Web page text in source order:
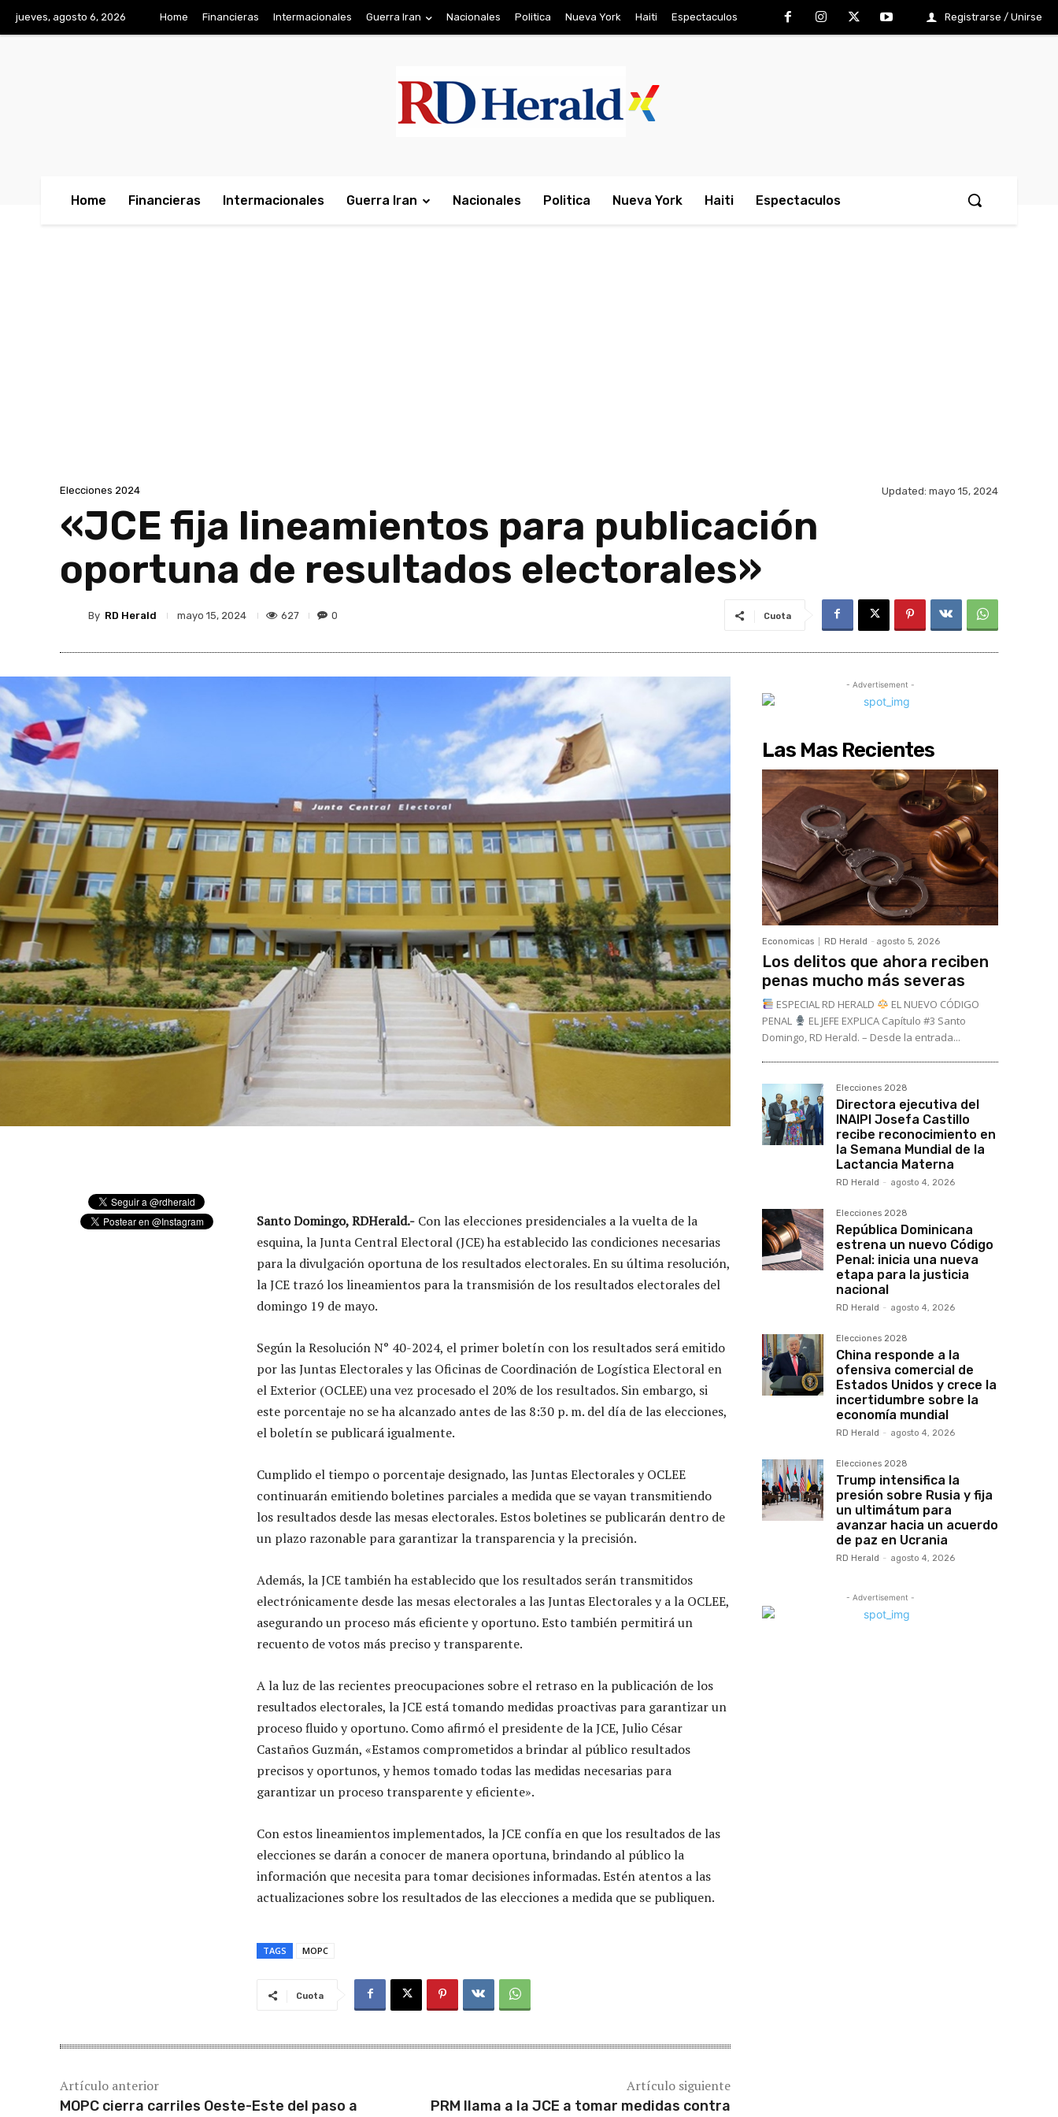
jueves, agosto 6, 2026 Home Financieras Intermacionales Guerra Iran Nacionales Politica Nueva York Haiti Espectaculos Registrarse / Unirse
Home Financieras Intermacionales Guerra Iran Nacionales Politica Nueva York Haiti Espectaculos
Elecciones 2024 Updated: mayo 15, 2024
«JCE fija lineamientos para publicación
oportuna de resultados electorales»
By RD Herald mayo 15, 2024 627 0 Cuota
Santo Domingo, RDHerald.- Con las elecciones presidenciales a la vuelta de la
esquina, la Junta Central Electoral (JCE) ha establecido las condiciones necesarias
para la divulgación oportuna de los resultados electorales. En su última resolución,
la JCE trazó los lineamientos para la transmisión de los resultados electorales del
domingo 19 de mayo.
Según la Resolución N° 40-2024, el primer boletín con los resultados será emitido
por las Juntas Electorales y las Oficinas de Coordinación de Logística Electoral en
el Exterior (OCLEE) una vez procesado el 20% de los resultados. Sin embargo, si
este porcentaje no se ha alcanzado antes de las 8:30 p. m. del día de las elecciones,
el boletín se publicará igualmente.
Cumplido el tiempo o porcentaje designado, las Juntas Electorales y OCLEE
continuarán emitiendo boletines parciales a medida que se vayan transmitiendo
los resultados desde las mesas electorales. Estos boletines se publicarán dentro de
un plazo razonable para garantizar la transparencia y la precisión.
Además, la JCE también ha establecido que los resultados serán transmitidos
electrónicamente desde las mesas electorales a las Juntas Electorales y a la OCLEE,
asegurando un proceso más eficiente y oportuno. Esto también permitirá un
recuento de votos más preciso y transparente.
A la luz de las recientes preocupaciones sobre el retraso en la publicación de los
resultados electorales, la JCE está tomando medidas proactivas para garantizar un
proceso fluido y oportuno. Como afirmó el presidente de la JCE, Julio César
Castaños Guzmán, «Estamos comprometidos a brindar al público resultados
precisos y oportunos, y hemos tomado todas las medidas necesarias para
garantizar un proceso transparente y eficiente».
Con estos lineamientos implementados, la JCE confía en que los resultados de las
elecciones se darán a conocer de manera oportuna, brindando al público la
información que necesita para tomar decisiones informadas. Estén atentos a las
actualizaciones sobre los resultados de las elecciones a medida que se publiquen.
TAGS MOPC
Cuota
Artículo anterior
MOPC cierra carriles Oeste-Este del paso a
Artículo siguiente
PRM llama a la JCE a tomar medidas contra
- Advertisement -
Las Mas Recientes
Economicas RD Herald - agosto 5, 2026
Los delitos que ahora reciben
penas mucho más severas
ESPECIAL RD HERALD
EL NUEVO CÓDIGO
PENAL
EL JEFE EXPLICA Capítulo #3 Santo
Domingo, RD Herald. – Desde la entrada...
Elecciones 2028
Directora ejecutiva del
INAIPI Josefa Castillo
recibe reconocimiento en
la Semana Mundial de la
Lactancia Materna
RD Herald - agosto 4, 2026
Elecciones 2028
República Dominicana
estrena un nuevo Código
Penal: inicia una nueva
etapa para la justicia
nacional
RD Herald - agosto 4, 2026
Elecciones 2028
China responde a la
ofensiva comercial de
Estados Unidos y crece la
incertidumbre sobre la
economía mundial
RD Herald - agosto 4, 2026
Elecciones 2028
Trump intensifica la
presión sobre Rusia y fija
un ultimátum para
avanzar hacia un acuerdo
de paz en Ucrania
RD Herald - agosto 4, 2026
- Advertisement -